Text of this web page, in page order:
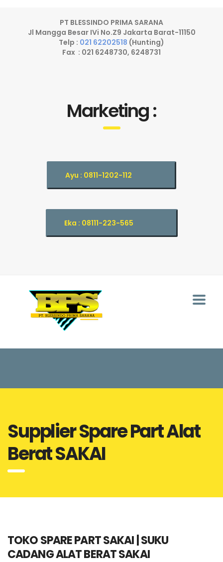
PT BLESSINDO PRIMA SARANA
Jl Mangga Besar IVi No.Z9 Jakarta Barat-11150
Telp : 021 62202518 (Hunting)
Fax : 021 6248730, 6248731
Marketing :
Ayu : 0811-1202-112
Eka : 08111-223-565
Supplier Spare Part Alat
Berat SAKAI
TOKO SPARE PART SAKAI | SUKU
CADANG ALAT BERAT SAKAI